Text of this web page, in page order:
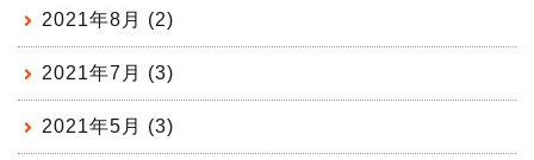
2021年8月 (2)
2021年7月 (3)
2021年5月 (3)